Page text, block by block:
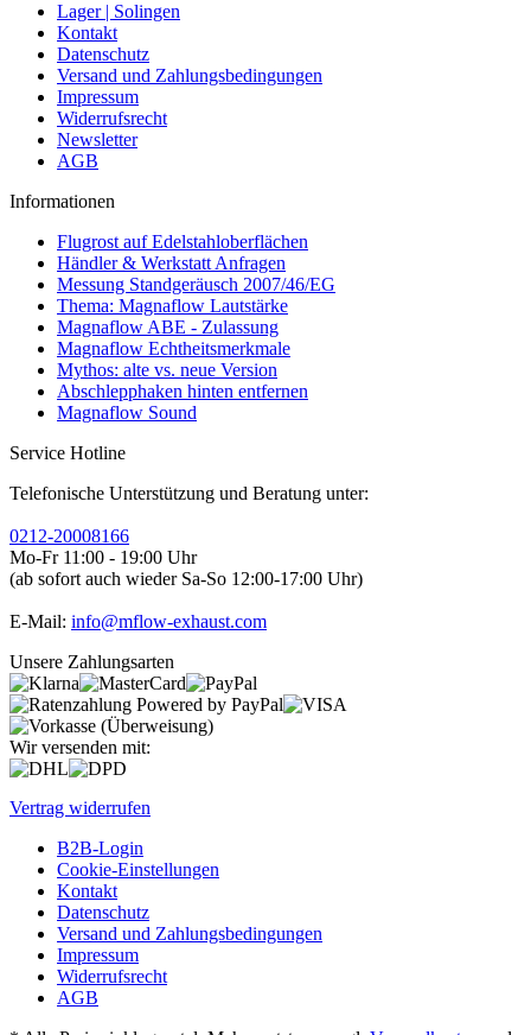
Lager | Solingen
Kontakt
Datenschutz
Versand und Zahlungsbedingungen
Impressum
Widerrufsrecht
Newsletter
AGB
Informationen
Flugrost auf Edelstahloberflächen
Händler & Werkstatt Anfragen
Messung Standgeräusch 2007/46/EG
Thema: Magnaflow Lautstärke
Magnaflow ABE - Zulassung
Magnaflow Echtheitsmerkmale
Mythos: alte vs. neue Version
Abschlepphaken hinten entfernen
Magnaflow Sound
Service Hotline
Telefonische Unterstützung und Beratung unter:
0212-20008166
Mo-Fr 11:00 - 19:00 Uhr
(ab sofort auch wieder Sa-So 12:00-17:00 Uhr)
E-Mail: info@mflow-exhaust.com
Unsere Zahlungsarten
Wir versenden mit:
Vertrag widerrufen
B2B-Login
Cookie-Einstellungen
Kontakt
Datenschutz
Versand und Zahlungsbedingungen
Impressum
Widerrufsrecht
AGB